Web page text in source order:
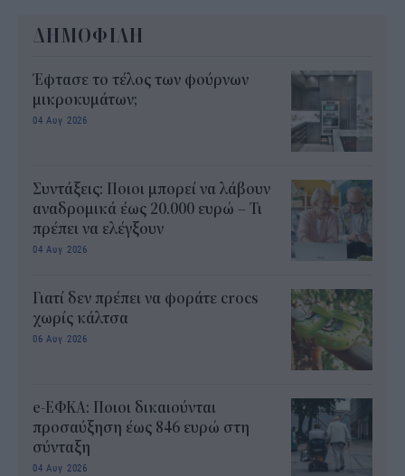
ΔΗΜΟΦΙΛΗ
Έφτασε το τέλος των φούρνων
μικροκυμάτων;
04 Αυγ 2026
Συντάξεις: Ποιοι μπορεί να λάβουν
αναδρομικά έως 20.000 ευρώ – Τι
πρέπει να ελέγξουν
04 Αυγ 2026
Γιατί δεν πρέπει να φοράτε crocs
χωρίς κάλτσα
06 Αυγ 2026
e-ΕΦΚΑ: Ποιοι δικαιούνται
προσαύξηση έως 846 ευρώ στη
σύνταξη
04 Αυγ 2026